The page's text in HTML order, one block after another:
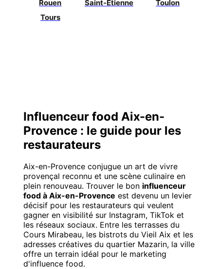
Rouen
Saint-Étienne
Toulon
Tours
Influenceur food Aix-en-
Provence : le guide pour les
restaurateurs
Aix-en-Provence conjugue un art de vivre
provençal reconnu et une scène culinaire en
plein renouveau. Trouver le bon influenceur
food à Aix-en-Provence est devenu un levier
décisif pour les restaurateurs qui veulent
gagner en visibilité sur Instagram, TikTok et
les réseaux sociaux. Entre les terrasses du
Cours Mirabeau, les bistrots du Vieil Aix et les
adresses créatives du quartier Mazarin, la ville
offre un terrain idéal pour le marketing
d'influence food.